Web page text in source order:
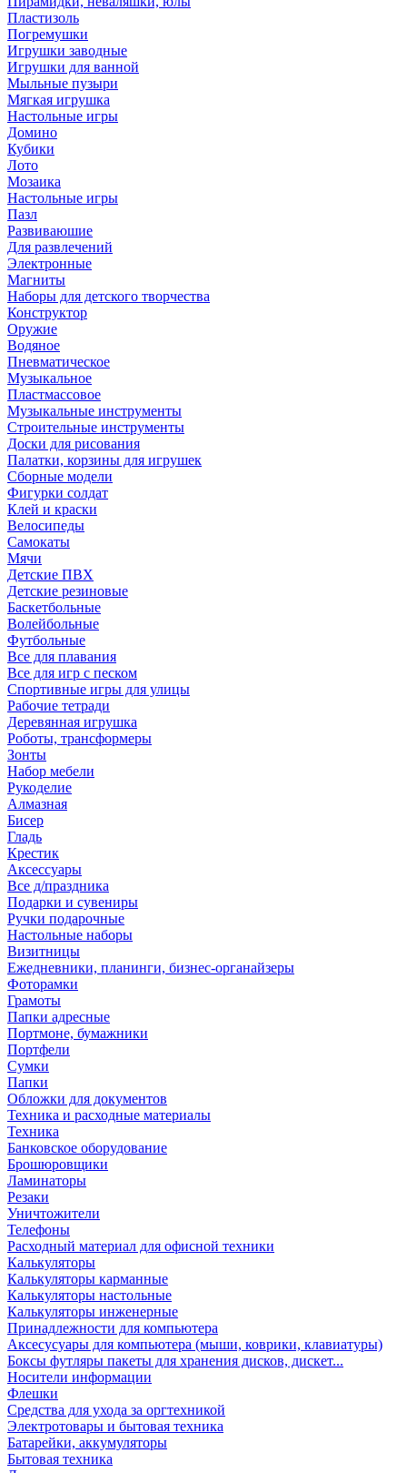
Пластизоль
Погремушки
Игрушки заводные
Игрушки для ванной
Мыльные пузыри
Мягкая игрушка
Настольные игры
Домино
Кубики
Лото
Мозаика
Настольные игры
Пазл
Развиваюшие
Для развлечений
Электронные
Магниты
Наборы для детского творчества
Конструктор
Оружие
Водяное
Пневматическое
Музыкальное
Пластмассовое
Музыкальные инструменты
Строительные инструменты
Доски для рисования
Палатки, корзины для игрушек
Сборные модели
Фигурки солдат
Клей и краски
Велосипеды
Самокаты
Мячи
Детские ПВХ
Детские резиновые
Баскетбольные
Волейбольные
Футбольные
Все для плавания
Все для игр с песком
Спортивные игры для улицы
Рабочие тетради
Деревянная игрушка
Роботы, трансформеры
Зонты
Набор мебели
Рукоделие
Алмазная
Бисер
Гладь
Крестик
Аксессуары
Все д/праздника
Подарки и сувениры
Ручки подарочные
Настольные наборы
Визитницы
Ежедневники, планинги, бизнес-органайзеры
Фоторамки
Грамоты
Папки адресные
Портмоне, бумажники
Портфели
Сумки
Папки
Обложки для документов
Техника и расходные материалы
Техника
Банковское оборудование
Брошюровщики
Ламинаторы
Резаки
Уничтожители
Телефоны
Расходный материал для офисной техники
Калькуляторы
Калькуляторы карманные
Калькуляторы настольные
Калькуляторы инженерные
Принадлежности для компьютера
Аксесусуары для компьютера (мыши, коврики, клавиатуры)
Боксы футляры пакеты для хранения дисков, дискет...
Носители информации
Флешки
Средства для ухода за оргтехникой
Электротовары и бытовая техника
Батарейки, аккумуляторы
Бытовая техника